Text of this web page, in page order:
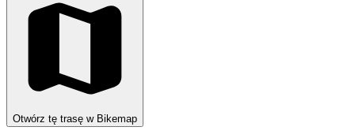
Otwórz tę trasę w Bikemap